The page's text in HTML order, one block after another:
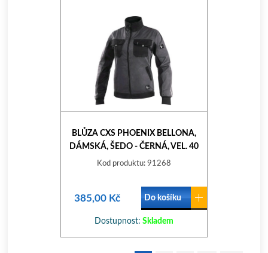
BLŮZA CXS PHOENIX BELLONA,
DÁMSKÁ, ŠEDO - ČERNÁ, VEL. 40
Kod produktu: 91268
385,00 Kč Do košíku
Dostupnost: Skladem